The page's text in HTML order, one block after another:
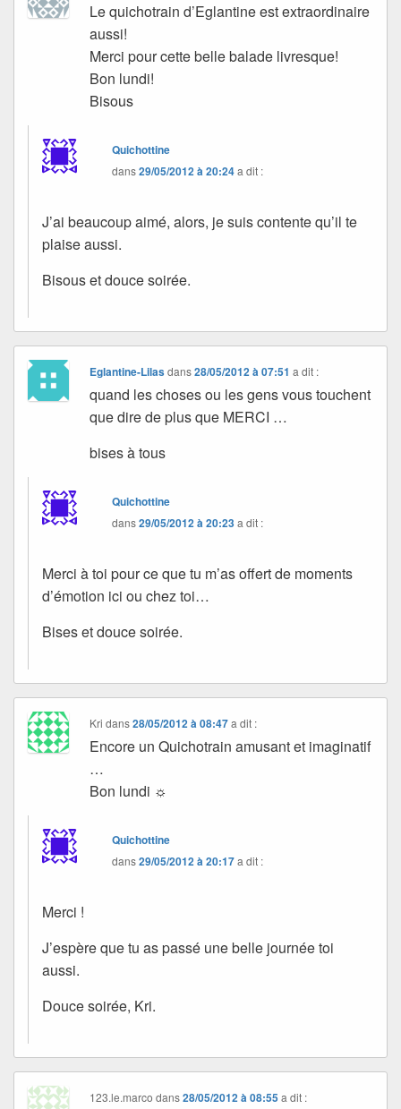
Le quichotrain d’Eglantine est extraordinaire
aussi!
Merci pour cette belle balade livresque!
Bon lundi!
Bisous
Quichottine
dans29/05/2012 à 20:24a dit :
J’ai beaucoup aimé, alors, je suis contente qu’il te
plaise aussi.
Bisous et douce soirée.
Eglantine-Lilasdans28/05/2012 à 07:51 a dit :
quand les choses ou les gens vous touchent
que dire de plus que MERCI …
bises à tous
Quichottine
dans29/05/2012 à 20:23a dit :
Merci à toi pour ce que tu m’as offert de moments
d’émotion ici ou chez toi…
Bises et douce soirée.
Kri dans28/05/2012 à 08:47 a dit :
Encore un Quichotrain amusant et imaginatif
…
Bon lundi ☼
Quichottine
dans29/05/2012 à 20:17a dit :
Merci !
J’espère que tu as passé une belle journée toi
aussi.
Douce soirée, Kri.
123.le.marco dans28/05/2012 à 08:55 a dit :